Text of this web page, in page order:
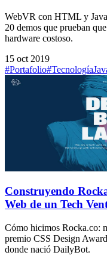
WebVR con HTML y
20 demos que prueban
hardware costoso.
15 oct 2019
#Portafolio#Tecnología
Construyendo
Web de un Tech
Cómo hicimos Rocka.co:
premio CSS Design
donde nació DailyBot.